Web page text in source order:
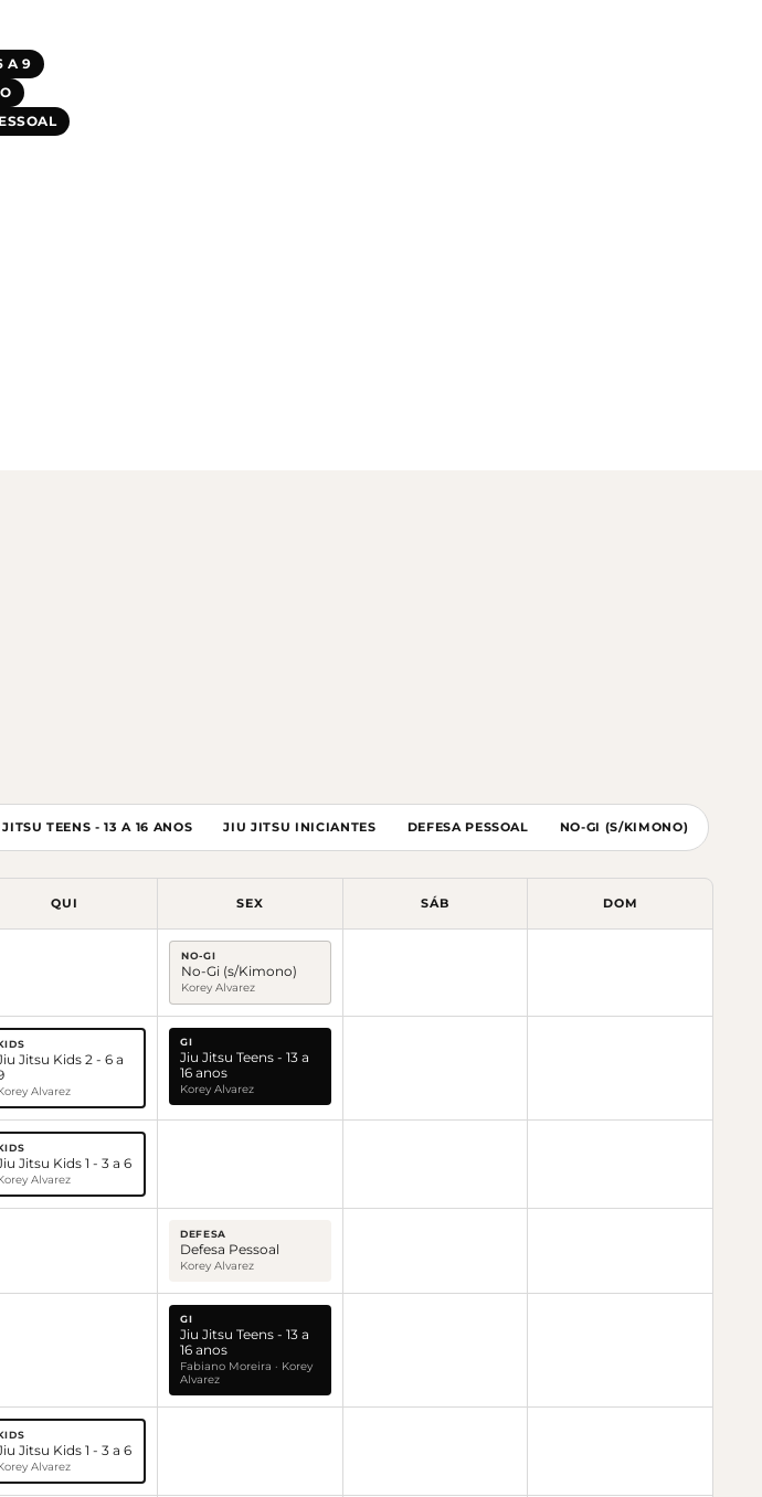
A 9
TEENS - 13 A 16 ANOS JIU JITSU INICIANTES DEFESA PESSOAL NO-GI (S/KIMONO)
QUI SEX SÁB DOM
NO-GI
No-Gi (s/Kimono)
Korey Alvarez
Jitsu Kids 2 - 6 a
Alvarez
GI
Jiu Jitsu Teens - 13 a
16 anos
Korey Alvarez
Jitsu Kids 1 - 3 a 6
Alvarez
DEFESA
Defesa Pessoal
Korey Alvarez
GI
Jiu Jitsu Teens - 13 a
16 anos
Fabiano Moreira · Korey
Alvarez
Jitsu Kids 1 - 3 a 6
Alvarez